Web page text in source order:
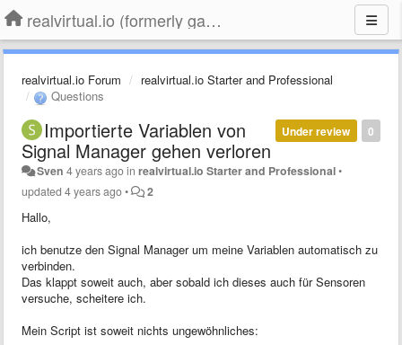
realvirtual.io (formerly game4automation)
realvirtual.io Forum
realvirtual.io Starter and Professional
Questions
0
Under review
Importierte Variablen von
Signal Manager gehen verloren
Sven 4 years agoinrealvirtual.io Starter and Professional•
updated 4 years ago• 2
Hallo,
ich benutze den Signal Manager um meine Variablen automatisch zu
verbinden.
Das klappt soweit auch, aber sobald ich dieses auch für Sensoren
versuche, scheitere ich.
Mein Script ist soweit nichts ungewöhnliches: